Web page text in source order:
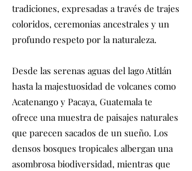
tradiciones, expresadas a través de trajes
coloridos, ceremonias ancestrales y un
profundo respeto por la naturaleza.
Desde las serenas aguas del lago Atitlán
hasta la majestuosidad de volcanes como
Acatenango y Pacaya, Guatemala te
ofrece una muestra de paisajes naturales
que parecen sacados de un sueño. Los
densos bosques tropicales albergan una
asombrosa biodiversidad, mientras que